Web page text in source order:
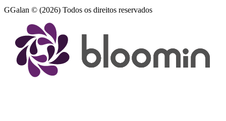
GGalan © (2026) Todos os direitos reservados